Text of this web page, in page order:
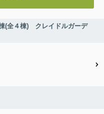
(全４棟) クレイドルガーデ